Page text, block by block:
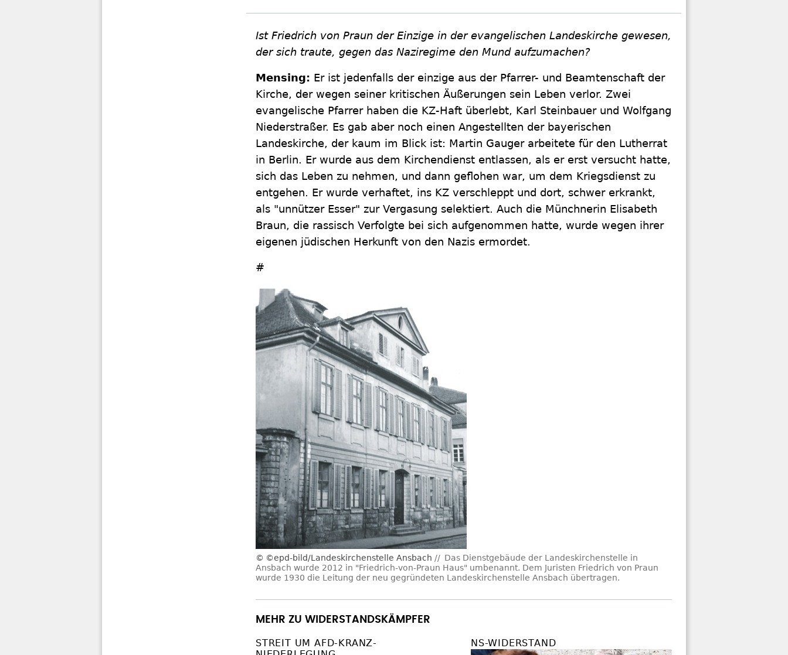
Ist Friedrich von Praun der Einzige in der evangelischen Landeskirche gewesen,
der sich traute, gegen das Naziregime den Mund aufzumachen?
Mensing: Er ist jedenfalls der einzige aus der Pfarrer- und Beamtenschaft der
Kirche, der wegen seiner kritischen Äußerungen sein Leben verlor. Zwei
evangelische Pfarrer haben die KZ-Haft überlebt, Karl Steinbauer und Wolfgang
Niederstraßer. Es gab aber noch einen Angestellten der bayerischen
Landeskirche, der kaum im Blick ist: Martin Gauger arbeitete für den Lutherrat
in Berlin. Er wurde aus dem Kirchendienst entlassen, als er erst versucht hatte,
sich das Leben zu nehmen, und dann geflohen war, um dem Kriegsdienst zu
entgehen. Er wurde verhaftet, ins KZ verschleppt und dort, schwer erkrankt,
als "unnützer Esser" zur Vergasung selektiert. Auch die Münchnerin Elisabeth
Braun, die rassisch Verfolgte bei sich aufgenommen hatte, wurde wegen ihrer
eigenen jüdischen Herkunft von den Nazis ermordet.
#
©epd-bild/Landeskirchenstelle Ansbach
Das Dienstgebäude der Landeskirchenstelle in
Ansbach wurde 2012 in "Friedrich-von-Praun Haus" umbenannt. Dem Juristen Friedrich von Praun
wurde 1930 die Leitung der neu gegründeten Landeskirchenstelle Ansbach übertragen.
MEHR ZU WIDERSTANDSKÄMPFER
STREIT UM AFD-KRANZ-
NS-WIDERSTAND